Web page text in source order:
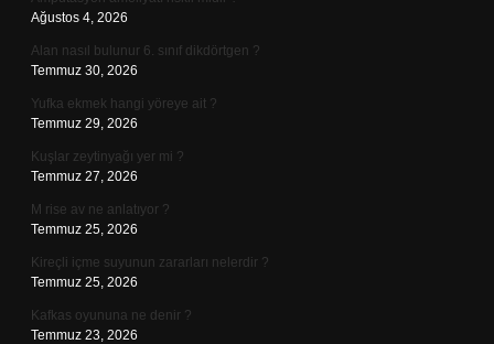
Ağustos 4, 2026
Alan nasıl bulunur 6. sınıf dikdörtgen ?
Temmuz 30, 2026
Yufka ekmek hangi yöreye ait ?
Temmuz 29, 2026
Kuşlar zeytinyağı yer mi ?
Temmuz 27, 2026
M rise av ne anlatıyor ?
Temmuz 25, 2026
Kireçli içme suyunun zararları nelerdir ?
Temmuz 25, 2026
Kafkas oyununa ne denir ?
Temmuz 23, 2026